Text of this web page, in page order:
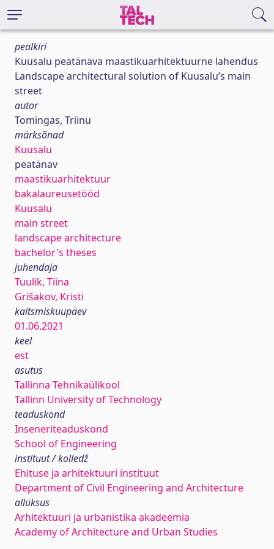
pealkiri
Kuusalu peatänava maastikuarhitektuurne lahendus
Landscape architectural solution of Kuusalu’s main
street
autor
Tomingas, Triinu
märksõnad
Kuusalu
peatänav
maastikuarhitektuur
bakalaureusetööd
Kuusalu
main street
landscape architecture
bachelor's theses
juhendaja
Tuulik, Tiina
Grišakov, Kristi
kaitsmiskuupäev
01.06.2021
keel
est
asutus
Tallinna Tehnikaülikool
Tallinn University of Technology
teaduskond
Inseneriteaduskond
School of Engineering
instituut / kolledž
Ehituse ja arhitektuuri instituut
Department of Civil Engineering and Architecture
allüksus
Arhitektuuri ja urbanistika akadeemia
Academy of Architecture and Urban Studies